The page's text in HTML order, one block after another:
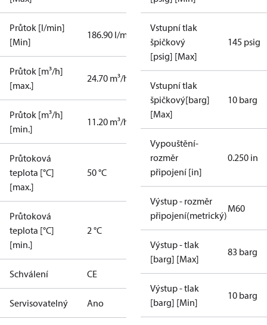
Průtok [l/min]
[Min]
186.90 l/min
Průtok [m³/h]
[max.]
24.70 m³/h
Průtok [m³/h]
[min.]
11.20 m³/h
Průtoková
teplota [°C]
[max.]
50 °C
Průtoková
teplota [°C]
[min.]
2 °C
Schválení CE
Servisovatelný Ano
Vstupní tlak
špičkový
[psig] [Max]
145 psig
Vstupní tlak
špičkový[barg]
[Max]
10 barg
Vypouštění-
rozměr
připojení [in]
0.250 in
Výstup - rozměr
připojení(metrický)
M60
Výstup - tlak
[barg] [Max]
83 barg
Výstup - tlak
[barg] [Min]
10 barg